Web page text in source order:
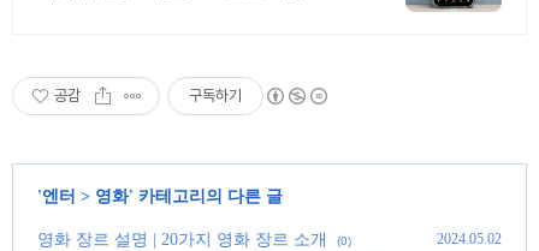
공감 구독하기
'엔터 > 영화' 카테고리의 다른 글
영화 장르 설명 | 20가지 영화 장르 소개 (0) 2024.05.02